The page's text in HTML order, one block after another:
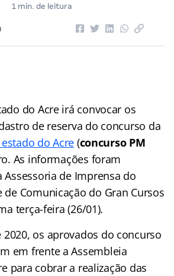
1 min. de leitura
do Acre irá convocar os
de reserva do concurso da
do Acre (concurso PM
As informações foram
de Imprensa do
Comunicação do Gran Cursos
terça-feira (26/01).
os aprovados do concurso
em frente a Assembleia
para cobrar a realização das